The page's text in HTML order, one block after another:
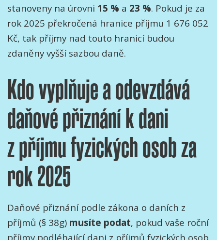
stanoveny na úrovni 15 % a 23 %. Pokud je za
rok 2025 překročená hranice příjmu 1 676 052
Kč, tak příjmy nad touto hranicí budou
zdaněny vyšší sazbou daně.
Kdo vyplňuje a odevzdává
daňové přiznání k dani
z příjmu fyzických osob za
rok 2025
Daňové přiznání podle zákona o daních z
příjmů (§ 38g) musíte podat, pokud vaše roční